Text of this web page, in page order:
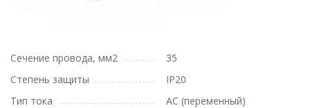
Сечение провода, мм2
35
Степень защиты
IP20
Тип тока
АС (переменный)